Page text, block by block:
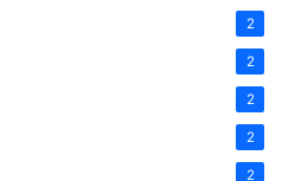
2
2
2
2
2